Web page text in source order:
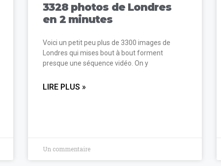
3328 photos de Londres
en 2 minutes
Voici un petit peu plus de 3300 images de
Londres qui mises bout à bout forment
presque une séquence vidéo. On y
LIRE PLUS »
Un commentaire